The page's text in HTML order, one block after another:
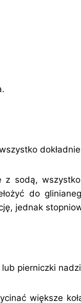
sodą,
do
jednak
pierniczki
większe